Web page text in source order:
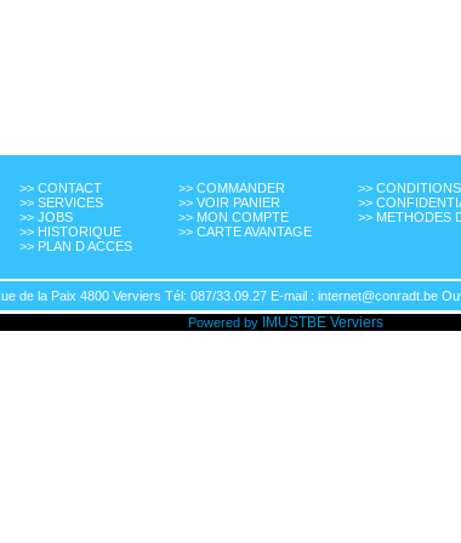
>> CONTACT
>> SERVICES
>> JOBS
>> HISTORIQUE
>> PLAN D ACCES
>> COMMANDER
>> VOIR PANIER
>> MON COMPTE
>> CARTE AVANTAGE
>>
>>
>> METHODES
de la Paix 4800 Verviers Tél: 087/33.09.27 E-mail : internet@conradt.be
Powered by
IMUSTBE Verviers